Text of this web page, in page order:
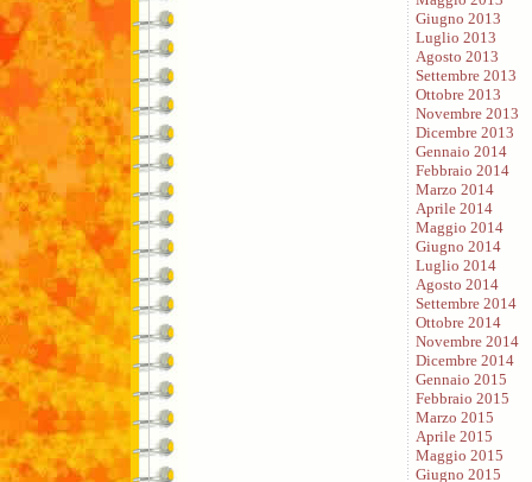
Giugno 2013
Luglio 2013
Agosto 2013
Settembre 2013
Ottobre 2013
Novembre 2013
Dicembre 2013
Gennaio 2014
Febbraio 2014
Marzo 2014
Aprile 2014
Maggio 2014
Giugno 2014
Luglio 2014
Agosto 2014
Settembre 2014
Ottobre 2014
Novembre 2014
Dicembre 2014
Gennaio 2015
Febbraio 2015
Marzo 2015
Aprile 2015
Maggio 2015
Giugno 2015